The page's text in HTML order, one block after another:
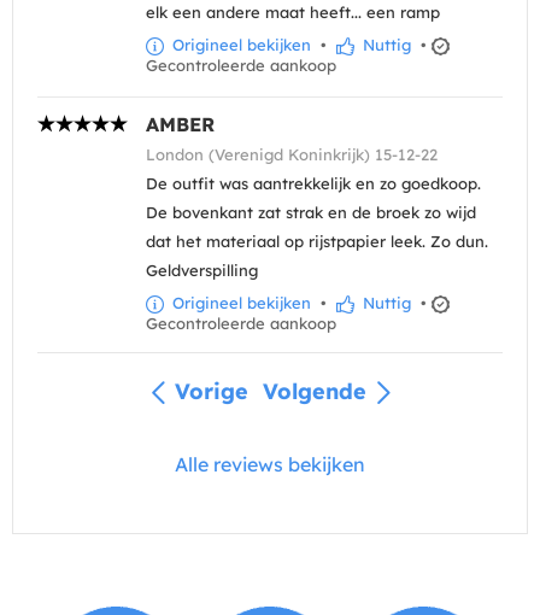
elk een andere maat heeft... een ramp
Origineel bekijken • Nuttig •
Gecontroleerde aankoop
AMBER
London (Verenigd Koninkrijk) 15-12-22
De outfit was aantrekkelijk en zo goedkoop.
De bovenkant zat strak en de broek zo wijd
dat het materiaal op rijstpapier leek. Zo dun.
Geldverspilling
Origineel bekijken • Nuttig •
Gecontroleerde aankoop
Vorige Volgende
Alle reviews bekijken